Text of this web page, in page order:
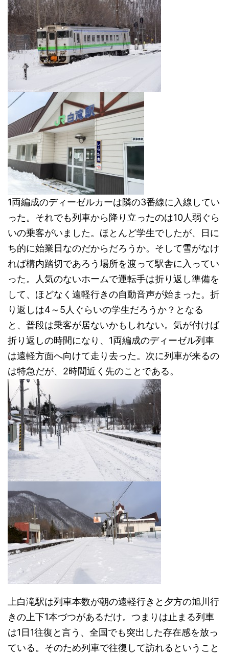
1両編成のディーゼルカーは隣の3番線に入線してい
った。それでも列車から降り立ったのは10人弱ぐら
いの乗客がいました。ほとんど学生でしたが、日に
ち的に始業日なのだからだろうか。そして雪がなけ
れば構内踏切であろう場所を渡って駅舎に入ってい
った。人気のないホームで運転手は折り返し準備を
して、ほどなく遠軽行きの自動音声が始まった。折
り返しは4～5人ぐらいの学生だろうか？となる
と、普段は乗客が居ないかもしれない。気が付けば
折り返しの時間になり、1両編成のディーゼル列車
は遠軽方面へ向けて走り去った。次に列車が来るの
は特急だが、2時間近く先のことである。
上白滝駅は列車本数が朝の遠軽行きと夕方の旭川行
きの上下1本づつがあるだけ。つまりは止まる列車
は1日1往復と言う、全国でも突出した存在感を放っ
ている。そのため列車で往復して訪れるということ